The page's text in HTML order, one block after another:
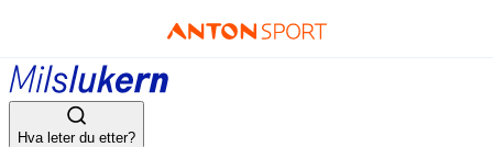
Hva leter du etter?